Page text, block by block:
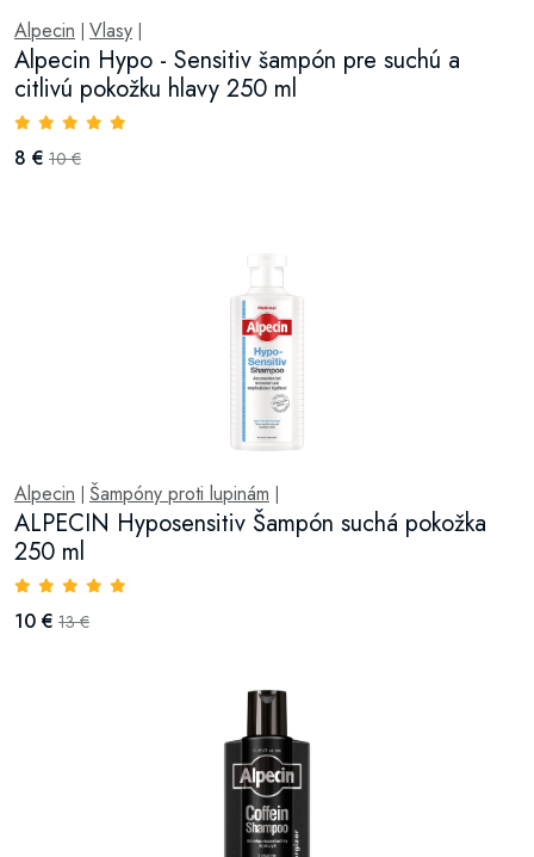
Alpecin Vlasy
Alpecin Hypo - Sensitiv šampón pre suchú a
citlivú pokožku hlavy 250 ml
8 € 10 €
Alpecin Šampóny proti lupinám
ALPECIN Hyposensitiv Šampón suchá pokožka
250 ml
10 € 13 €